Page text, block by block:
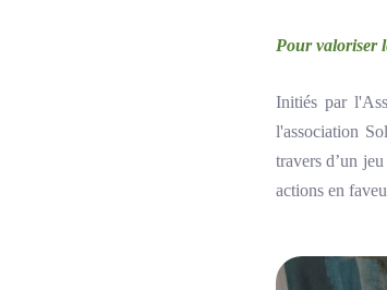
Pour valoriser
Initiés par
l'association
travers d’un
actions en